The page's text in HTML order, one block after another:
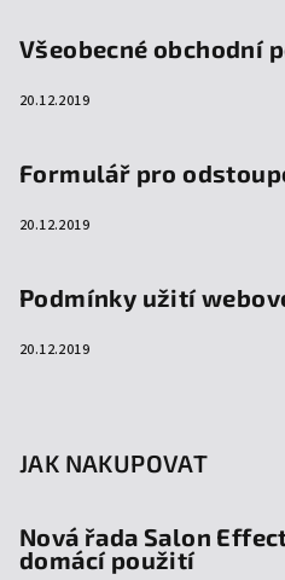
Všeobecné obchodní
20.12.2019
Formulář pro
20.12.2019
Podmínky užití
20.12.2019
JAK NAKUPOVAT
Nová řada Salon
domácí použití